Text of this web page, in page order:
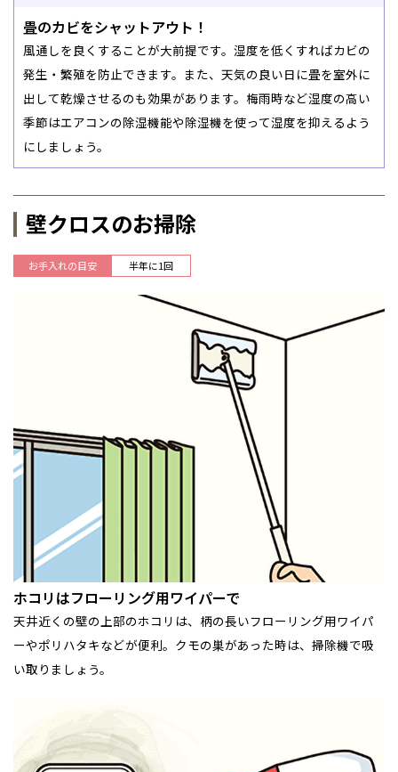
畳のカビをシャットアウト！
風通しを良くすることが大前提です。湿度を低くすればカビの
発生・繁殖を防止できます。また、天気の良い日に畳を室外に
出して乾燥させるのも効果があります。梅雨時など湿度の高い
季節はエアコンの除湿機能や除湿機を使って湿度を抑えるよう
にしましょう。
壁クロスのお掃除
お手入れの目安 半年に1回
ホコリはフローリング用ワイパーで
天井近くの壁の上部のホコリは、柄の長いフローリング用ワイパ
ーやポリハタキなどが便利。クモの巣があった時は、掃除機で吸
い取りましょう。